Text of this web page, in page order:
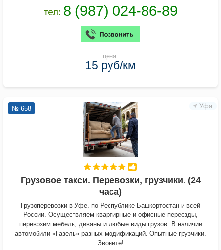
цена:
15 руб/км
Уфа
№ 658
Грузовое такси. Перевозки, грузчики. (24
часа)
Грузоперевозки в Уфе, по Республике Башкортостан и всей
России. Осуществляем квартирные и офисные переезды,
перевозим мебель, диваны и любые виды грузов. В наличии
автомобили «Газель» разных модификаций. Опытные грузчики.
Звоните!